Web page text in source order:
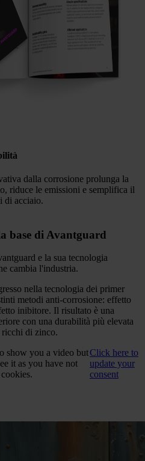
dalla corrosione prolunga la
riduce le emissioni e semplifica il
di acciaio.
base di Avantguard
e la sua tecnologia
cambia l'industria.
nella tecnologia dei primer
metodi anti-corrosione: effetto
inibitore. Il risultato è una
con una durabilità più elevata
di zinco.
show you a video but
it as you have not
Click here to
update your
consent